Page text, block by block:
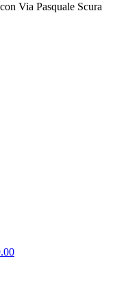
Via Pasquale Scura